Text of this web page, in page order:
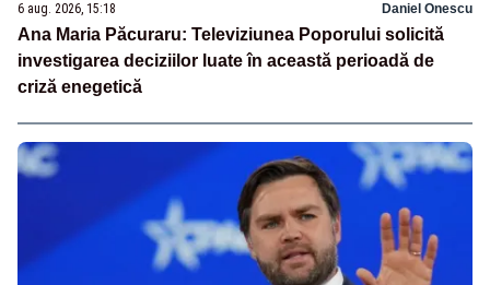
6 aug. 2026, 15:18 Daniel Onescu
Ana Maria Păcuraru: Televiziunea Poporului solicită
investigarea deciziilor luate în această perioadă de
criză enegetică